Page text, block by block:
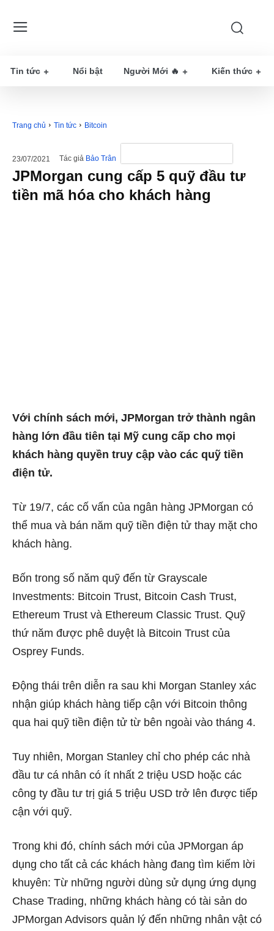
Tin tức Nổi bật Người Mới 🔥 Kiến thức
Trang chủ Tin tức Bitcoin
23/07/2021 Tác giả Bảo Trân
JPMorgan cung cấp 5 quỹ đầu tư
tiền mã hóa cho khách hàng
Với chính sách mới, JPMorgan trở thành ngân
hàng lớn đầu tiên tại Mỹ cung cấp cho mọi
khách hàng quyền truy cập vào các quỹ tiền
điện tử.
Từ 19/7, các cố vấn của ngân hàng JPMorgan có
thể mua và bán năm quỹ tiền điện tử thay mặt cho
khách hàng.
Bốn trong số năm quỹ đến từ Grayscale
Investments: Bitcoin Trust, Bitcoin Cash Trust,
Ethereum Trust và Ethereum Classic Trust. Quỹ
thứ năm được phê duyệt là Bitcoin Trust của
Osprey Funds.
Động thái trên diễn ra sau khi Morgan Stanley xác
nhận giúp khách hàng tiếp cận với Bitcoin thông
qua hai quỹ tiền điện tử từ bên ngoài vào tháng 4.
Tuy nhiên, Morgan Stanley chỉ cho phép các nhà
đầu tư cá nhân có ít nhất 2 triệu USD hoặc các
công ty đầu tư trị giá 5 triệu USD trở lên được tiếp
cận với quỹ.
Trong khi đó, chính sách mới của JPMorgan áp
dụng cho tất cả các khách hàng đang tìm kiếm lời
khuyên: Từ những người dùng sử dụng ứng dụng
Chase Trading, những khách hàng có tài sản do
JPMorgan Advisors quản lý đến những nhân vật có